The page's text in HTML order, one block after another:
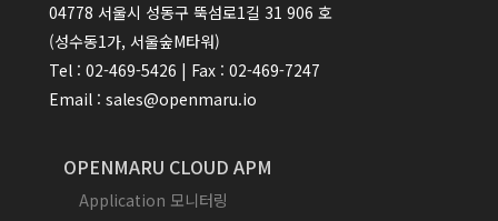
04778 서울시 성동구 뚝섬로1길 31 906 호
(성수동1가, 서울숲M타워)
Tel : 02-469-5426 | Fax : 02-469-7247
Email : sales@openmaru.io
OPENMARU CLOUD APM
Application 모니터링